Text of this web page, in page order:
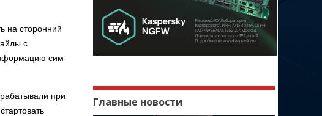
на сторонний
с
сим-
при
Главные новости